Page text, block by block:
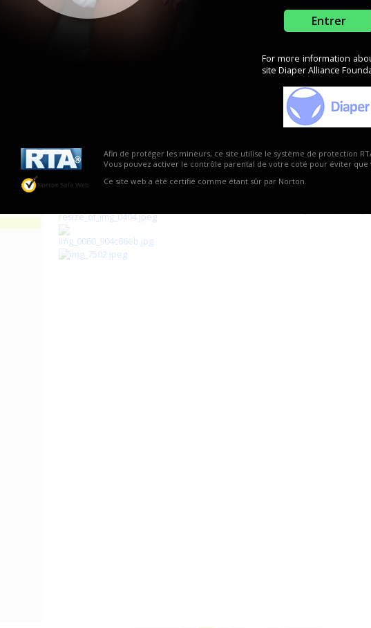
Entrer
For more information
site Diaper Alliance
Afin de protéger les mineurs, ce site utilise le système de protection
Vous pouvez activer le contrôle parental de votre coté pour éviter que
Ce site web a été certifié comme étant sûr par Norton.